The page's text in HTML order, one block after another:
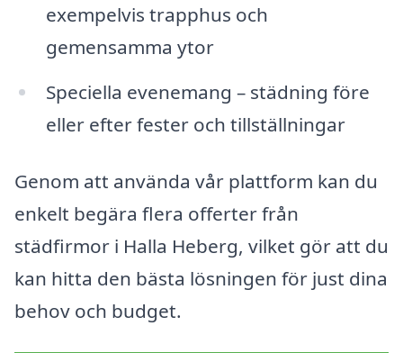
exempelvis trapphus och
gemensamma ytor
Speciella evenemang – städning före
eller efter fester och tillställningar
Genom att använda vår plattform kan du
enkelt begära flera offerter från
städfirmor i Halla Heberg, vilket gör att du
kan hitta den bästa lösningen för just dina
behov och budget.